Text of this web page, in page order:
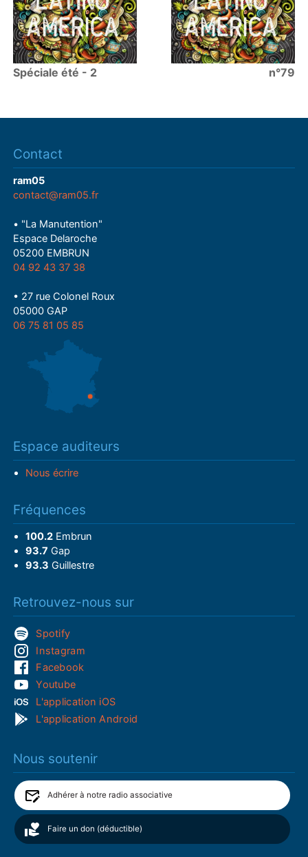
Spéciale été - 2 n°79
Contact
ram05
contact@ram05.fr
• "La Manutention"
Espace Delaroche
05200 EMBRUN
04 92 43 37 38
• 27 rue Colonel Roux
05000 GAP
06 75 81 05 85
Espace auditeurs
Nous écrire
Fréquences
100.2Embrun
93.7 Gap
93.3 Guillestre
Retrouvez-nous sur
Spotify
Instagram
Facebook
Youtube
L'application iOS
L'application Android
Nous soutenir
Adhérer à notre radio associative
Faire un don (déductible)